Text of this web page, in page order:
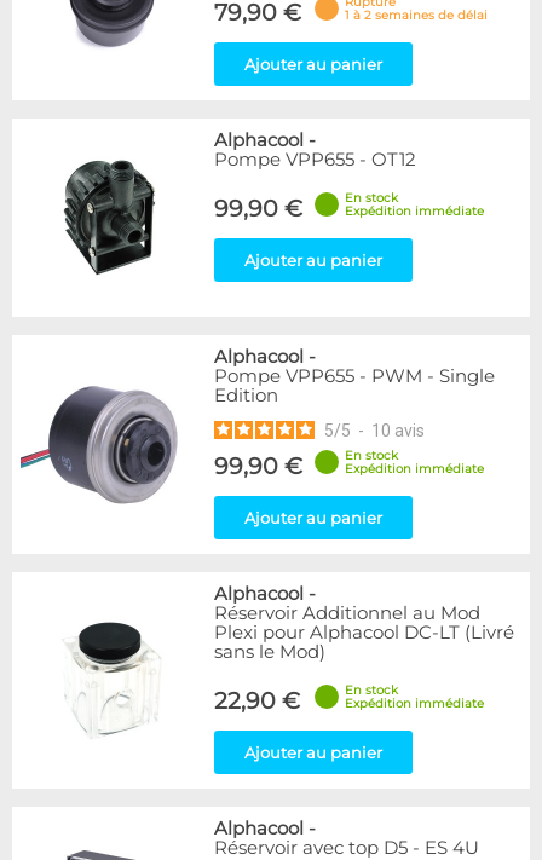
79,90 €
1 à 2 semaines de délai
Ajouter au panier
Alphacool -
Pompe VPP655 - OT12
99,90 €
En stock
Expédition immédiate
Ajouter au panier
Alphacool -
Pompe VPP655 - PWM - Single
Edition
5/5 - 10 avis
99,90 €
En stock
Expédition immédiate
Ajouter au panier
Alphacool -
Réservoir Additionnel au Mod
Plexi pour Alphacool DC-LT (Livré
sans le Mod)
22,90 €
En stock
Expédition immédiate
Ajouter au panier
Alphacool -
Réservoir avec top D5 - ES 4U